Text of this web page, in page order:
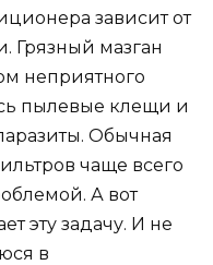
зависит от
Грязный мазган
неприятного
пылевые клещи и
Обычная
чаще всего
А вот
эту задачу. И не
в